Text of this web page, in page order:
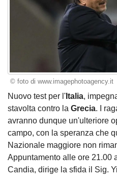
© foto di www.imagephotoagency.it
Nuovo test per l' Italia,
stavolta contro la Grecia. I
avranno dunque un'ulteriore
campo, con la speranza che
Nazionale maggiore non
Appuntamento alle ore 21.00
Candia, dirige la sfida il Sig.